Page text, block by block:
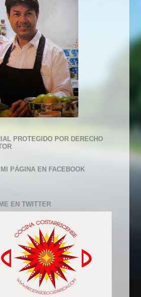
PROTEGIDO POR DERECHO
PÁGINA EN FACEBOOK
EN TWITTER